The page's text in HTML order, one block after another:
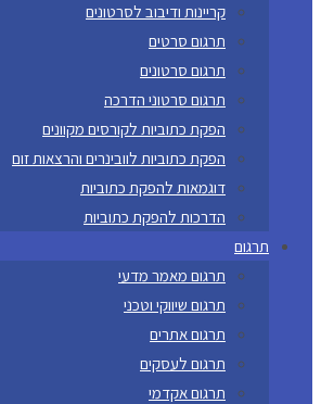
קריינות ודיבוב לסרטונים
תרגום סרטים
תרגום סרטונים
תרגום סרטוני הדרכה
הפקת כתוביות לקורסים מקוונים
הפקת כתוביות לוובינרים והרצאות זום
דוגמאות להפקת כתוביות
הדרכות להפקת כתוביות
תרגום
תרגום מאמר מדעי
תרגום שיווקי וטכני
תרגום אתרים
תרגום לעסקים
תרגום אקדמי